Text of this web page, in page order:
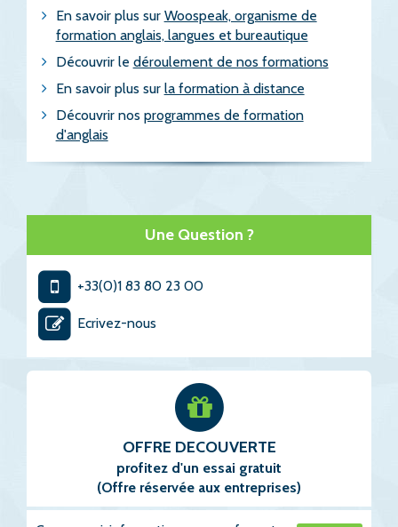
En savoir plus sur Woospeak, organisme de
formation anglais, langues et bureautique
Découvrir le déroulement de nos formations
En savoir plus sur la formation à distance
Découvrir nos programmes de formation
d'anglais
Une Question ?
+33(0)1 83 80 23 00
Ecrivez-nous
OFFRE DECOUVERTE
profitez d'un essai gratuit
(Offre réservée aux entreprises)